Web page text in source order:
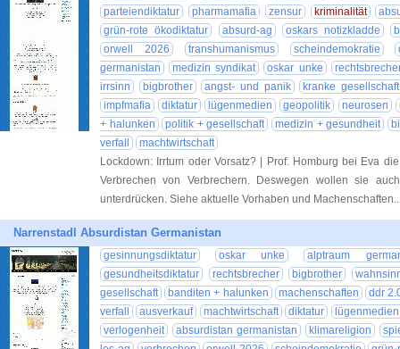
parteiendiktatur
pharmamafia zensur kriminalität
grün-rote ökodiktatur
absurd-ag oskars notizkladde
orwell 2026
transhumanismus scheindemokratie
germanistan
medizin syndikat oskar unke
irrsinn
bigbrother angst- und panik
kranke gesellschaft
impfmafia
diktatur lügenmedien geopolitik neurosen
+ halunken
politik + gesellschaft medizin + gesundheit
verfall
machtwirtschaft
Lockdown: Irrtum oder Vorsatz? | Prof. Homburg bei Eva
Verbrechen von Verbrechern. Deswegen wollen sie
unterdrücken. Siehe aktuelle Vorhaben und Machenschaften.
Narrenstadl Absurdistan Germanistan
gesinnungsdiktatur oskar unke
alptraum
gesundheitsdiktatur
rechtsbrecher bigbrother
gesellschaft
banditen + halunken machenschaften
ddr
verfall
ausverkauf machtwirtschaft diktatur
lügenmedien
verlogenheit
absurdistan germanistan klimareligion